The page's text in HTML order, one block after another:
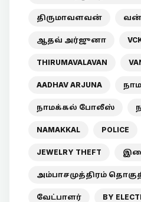
திருமாவளவன்
ஆதவ் அர்ஜுனா
THIRUMAVALAVAN
AADHAV ARJUNA
நாமக்கல் போலீஸ்
NAMAKKAL POLICE
JEWELRY THEFT
அம்பாசமுத்திரம்
வேட்பாளர் BY